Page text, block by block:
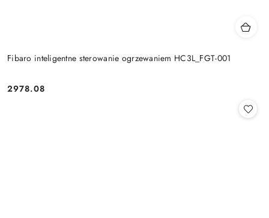
Fibaro inteligentne sterowanie ogrzewaniem HC3L_FGT-001
Cena:
2978.08